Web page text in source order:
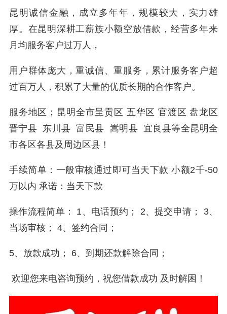
昆明诚信金融，成立多年年，规模较大，实力雄
厚。在昆明深耕工薪族小额空放借款，经营多年来
月均服务客户过万人，
用户群体庞大，重诚信、重服务，累计服务客户超
过百万人，积累了大量的优质长期的合作客户。
服务地区；昆明全市呈贡区 五华区 官渡区 盘龙区
晋宁县 东川县 富民县 嵩明县 宜良县等全昆明全
市各区各县及周边区县！
手续简单：一般审核通过即可当天下款 小额2千-50
万以内 承诺：当天下款
操作流程简单： 1、电话预约； 2、提交申请； 3、
当场审核； 4、签约合同；
5、放款成功； 6、到期还款解除合同；
欢迎您来电咨询预约，祝您借款成功 及时解困！